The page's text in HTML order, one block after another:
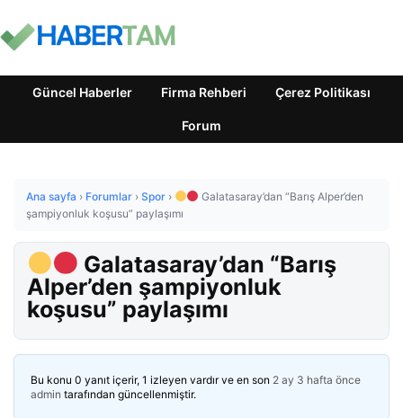
Güncel Haberler Firma Rehberi Çerez Politikası
Forum
Ana sayfa › Forumlar › Spor ›
Galatasaray’dan “Barış Alper’den
şampiyonluk koşusu” paylaşımı
Galatasaray’dan “Barış
Alper’den şampiyonluk
koşusu” paylaşımı
Bu konu 0 yanıt içerir, 1 izleyen vardır ve en son 2 ay 3 hafta önce
admin tarafından güncellenmiştir.